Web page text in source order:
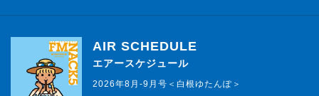
AIR SCHEDULE
エアースケジュール
2026年8月-9月号＜白根ゆたんぽ＞